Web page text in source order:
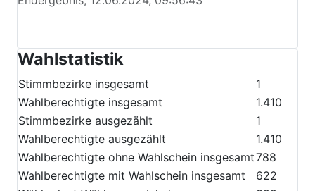
1 - Wolfram-von-Eschenbach-Gymnasium
Wahlstatistik
Stimmbezirke insgesamt
1
Wahlberechtigte insgesamt
1.410
Stimmbezirke ausgezählt
1
Wahlberechtigte ausgezählt
1.410
Wahlberechtigte ohne Wahlschein insgesamt
788